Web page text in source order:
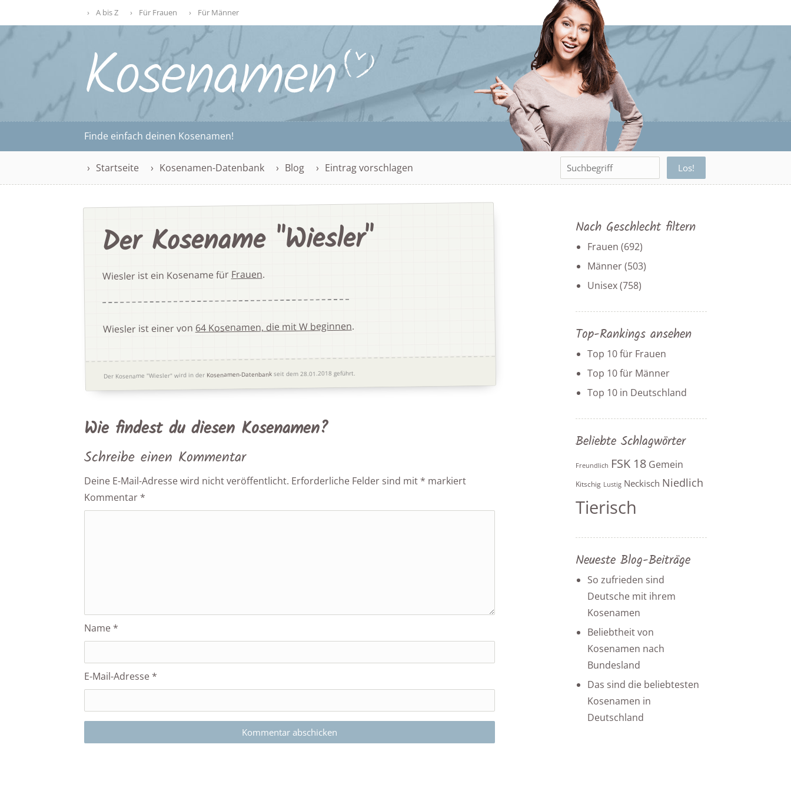
A bis Z Für Frauen Für Männer
Finde einfach deinen Kosenamen!
Startseite Kosenamen-Datenbank Blog Eintrag vorschlagen
Der Kosename "Wiesler"
Wiesler ist ein Kosename fürFrauen.
Wiesler ist einer von 64 Kosenamen, die mit W beginnen.
Der Kosename "Wiesler" wird in der Kosenamen-Datenbankseit dem 28.01.2018 geführt.
Wie findest du diesen Kosenamen?
Schreibe einen Kommentar
Deine E-Mail-Adresse wird nicht veröffentlicht. Erforderliche Felder sind mit * markiert
Kommentar *
Name *
E-Mail-Adresse *
Nach Geschlecht filtern
Frauen (692)
Männer(503)
Unisex(758)
Top-Rankings ansehen
Top 10 für Frauen
Top 10 für Männer
Top 10 in Deutschland
Beliebte Schlagwörter
Freundlich FSK 18 Gemein
Kitschig Lustig Neckisch Niedlich
Tierisch
Neueste Blog-Beiträge
So zufrieden sind
Deutsche mit ihrem
Kosenamen
Beliebtheit von
Kosenamen nach
Bundesland
Das sind die beliebtesten
Kosenamen in
Deutschland